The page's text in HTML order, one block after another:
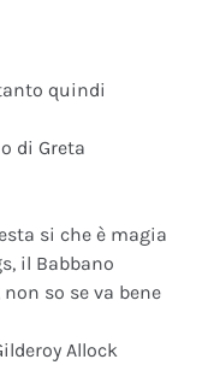
quindi
di Greta
si che è magia
il Babbano
so se va bene
Allock